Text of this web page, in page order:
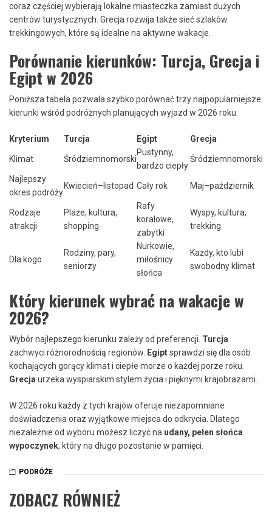
coraz częściej wybierają lokalne miasteczka zamiast dużych
centrów turystycznych. Grecja rozwija także sieć szlaków
trekkingowych, które są idealne na aktywne wakacje.
Porównanie kierunków: Turcja, Grecja i
Egipt w 2026
Poniższa tabela pozwala szybko porównać trzy najpopularniejsze
kierunki wśród podróżnych planujących wyjazd w 2026 roku:
Kryterium Turcja Egipt Grecja
Klimat Śródziemnomorski
Pustynny,
bardzo ciepły
Śródziemnomorski
Najlepszy
okres podróży
Kwiecień–listopad Cały rok Maj–październik
Rodzaje
atrakcji
Plaże, kultura,
shopping
Rafy
koralowe,
zabytki
Wyspy, kultura,
trekking
Dla kogo
Rodziny, pary,
seniorzy
Nurkowie,
miłośnicy
słońca
Każdy, kto lubi
swobodny klimat
Który kierunek wybrać na wakacje w
2026?
Wybór najlepszego kierunku zależy od preferencji. Turcja
zachwyci różnorodnością regionów. Egiptsprawdzi się dla osób
kochających gorący klimat i ciepłe morze o każdej porze roku.
Grecja urzeka wyspiarskim stylem życia i pięknymi krajobrazami.
W 2026 roku każdy z tych krajów oferuje niezapomniane
doświadczenia oraz wyjątkowe miejsca do odkrycia. Dlatego
niezależnie od wyboru możesz liczyć na udany, pełen słońca
wypoczynek, który na długo pozostanie w pamięci.
PODRÓŻE
ZOBACZ RÓWNIEŻ